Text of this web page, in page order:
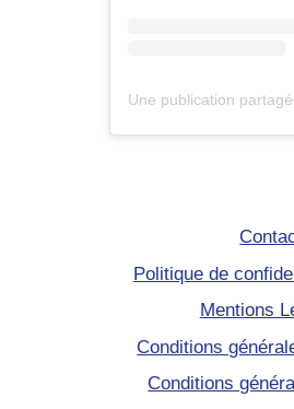
Politique de
Mentions
Conditions
Conditions